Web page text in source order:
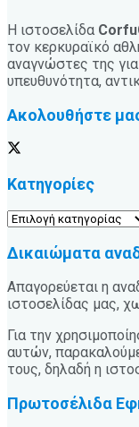
Η ιστοσελίδα
τον κερκυραϊκό
αναγνώστες της
υπευθυνότητα,
Ακολουθήστε
Κατηγορίες
Κατηγορίες
Δικαιώματα
Απαγορεύεται η
ιστοσελίδας μας,
Για την
αυτών,
τους, δηλαδή η
Πρωτοσέλιδα